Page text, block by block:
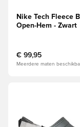
Nike Tech Fleece
Open-Hem - Zwart
€ 99,95
Meerdere maten
Opent een